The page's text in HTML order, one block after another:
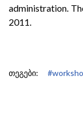
administration.
2011.
თეგები: